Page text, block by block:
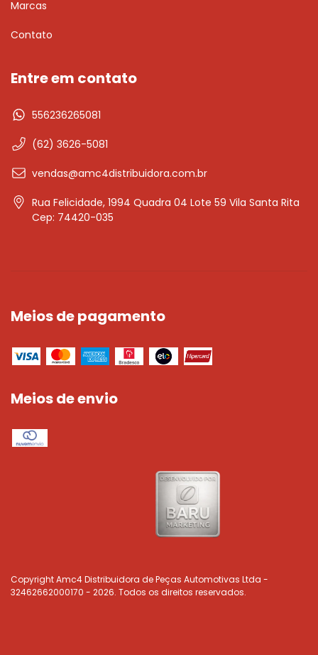
Marcas
Contato
Entre em contato
556236265081
(62) 3626-5081
vendas@amc4distribuidora.com.br
Rua Felicidade, 1994 Quadra 04 Lote 59 Vila Santa Rita
Cep: 74420-035
Meios de pagamento
Meios de envio
Copyright Amc4 Distribuidora de Peças Automotivas Ltda -
32462662000170 - 2026. Todos os direitos reservados.